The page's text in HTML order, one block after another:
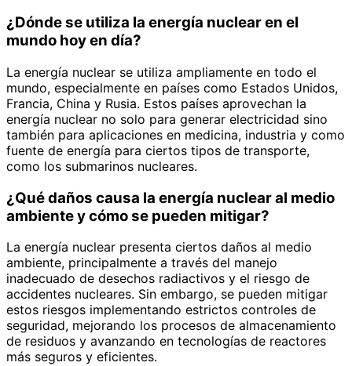
¿Dónde se utiliza la energía nuclear en el
mundo hoy en día?
La energía nuclear se utiliza ampliamente en todo el
mundo, especialmente en países como Estados Unidos,
Francia, China y Rusia. Estos países aprovechan la
energía nuclear no solo para generar electricidad sino
también para aplicaciones en medicina, industria y como
fuente de energía para ciertos tipos de transporte,
como los submarinos nucleares.
¿Qué daños causa la energía nuclear al medio
ambiente y cómo se pueden mitigar?
La energía nuclear presenta ciertos daños al medio
ambiente, principalmente a través del manejo
inadecuado de desechos radiactivos y el riesgo de
accidentes nucleares. Sin embargo, se pueden mitigar
estos riesgos implementando estrictos controles de
seguridad, mejorando los procesos de almacenamiento
de residuos y avanzando en tecnologías de reactores
más seguros y eficientes.